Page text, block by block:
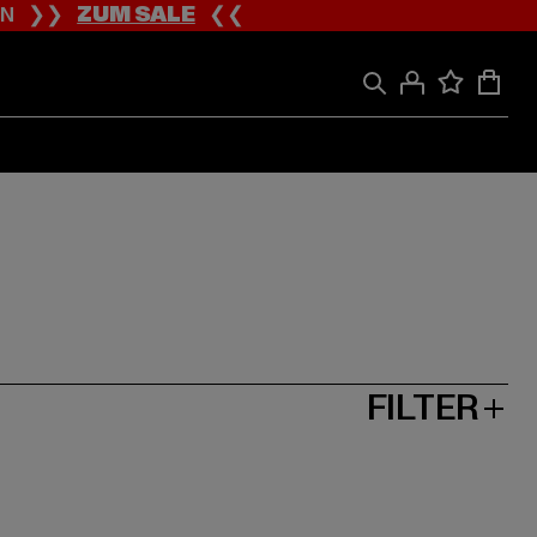
❯❯ZUM SALE❮❮
FILTER